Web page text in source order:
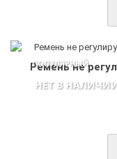
ПОПУЛЯРНЫЙ
НЕТ В
Ремень не